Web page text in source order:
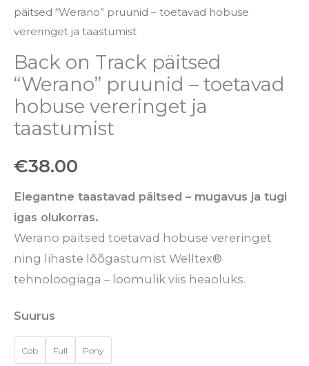
päitsed “Werano” pruunid – toetavad hobuse
vereringet ja taastumist
Back on Track päitsed
“Werano” pruunid – toetavad
hobuse vereringet ja
taastumist
€38.00
Elegantne taastavad päitsed – mugavus ja tugi
igas olukorras.
Werano päitsed toetavad hobuse vereringet
ning lihaste lõõgastumist Welltex®
tehnoloogiaga – loomulik viis heaoluks.
Suurus
Cob Full Pony